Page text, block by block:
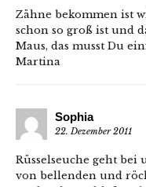
Zähne bekommen ist
schon so groß ist und
Maus, das musst Du
Martina
Sophia
22. Dezember 2011
Rüsselseuche geht bei
von bellenden und